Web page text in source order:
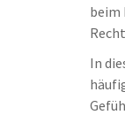
beim
In